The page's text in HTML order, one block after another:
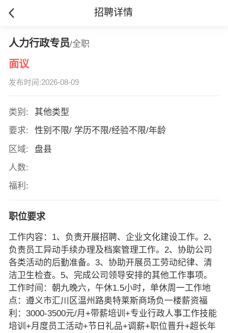
招聘详情
人力行政专员/全职
面议
发布时间:2026-08-09
类别:
其他类型
要求:
性别不限/ 学历不限/经验不限/年龄
区域:
盘县
人数:
福利:
职位要求
工作内容：1、负责开展招聘、企业文化建设工作。2、
负责员工异动手续办理及档案管理工作。2、协助公司
各类活动的后勤准备。3、协助开展员工劳动纪律、清
洁卫生检查。5、完成公司领导安排的其他工作事项。
工作时间：朝九晚六，午休1.5小时，单休周一工作地
点：遵义市汇川区温州路奥特莱斯商场负一楼薪资福
利：3000-3500元/月+带薪培训+专业行政人事工作技能
培训+月度员工活动+节日礼品+调薪+职位晋升+超长年